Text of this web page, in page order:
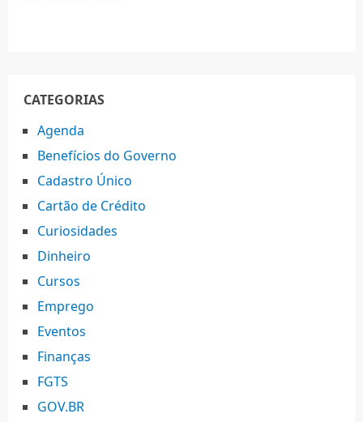
CATEGORIAS
Agenda
Benefícios do Governo
Cadastro Único
Cartão de Crédito
Curiosidades
Dinheiro
Cursos
Emprego
Eventos
Finanças
FGTS
GOV.BR